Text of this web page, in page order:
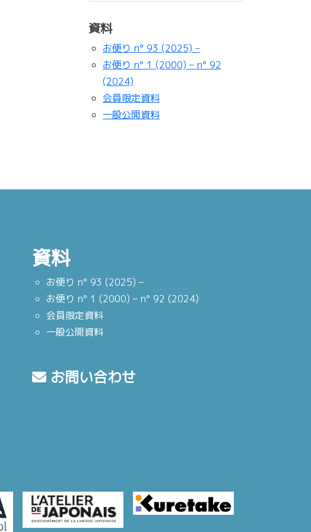
資料
お便り n° 93 (2025) –
お便り n° 1 (2000) – n° 92
(2024)
会員限定資料
一般公開資料
資料
お便り n° 93 (2025) –
お便り n° 1 (2000) – n° 92 (2024)
会員限定資料
一般公開資料
お問い合わせ